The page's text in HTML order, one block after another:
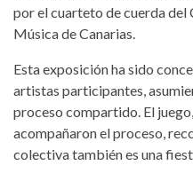
por el cuarteto de cuerda
Música de Canarias.
Esta exposición ha sido
artistas participantes,
proceso compartido. El
acompañaron el proceso,
colectiva también es una